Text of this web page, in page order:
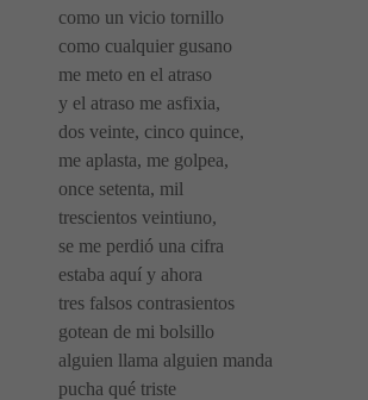
como un vicio tornillo
como cualquier gusano
me meto en el atraso
y el atraso me asfixia,
dos veinte, cinco quince,
me aplasta, me golpea,
once setenta, mil
trescientos veintiuno,
se me perdió una cifra
estaba aquí y ahora
tres falsos contrasientos
gotean de mi bolsillo
alguien llama alguien manda
pucha qué triste